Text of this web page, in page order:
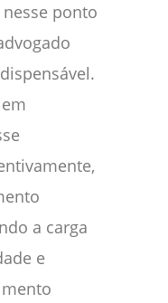
ponto
a carga
e